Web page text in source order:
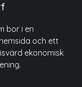
bor i en
och ett
ekonomisk